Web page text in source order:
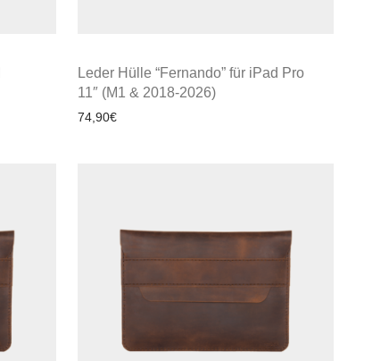
Leder Hülle “Fernando” für iPad Pro
11″ (M1 & 2018-2026)
74,90€